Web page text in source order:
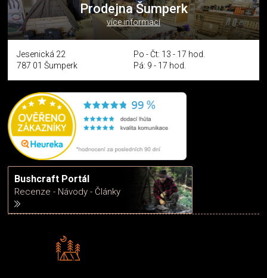
Prodejna Šumperk
více informací
Jesenická 22
787 01 Šumperk
Po - Čt: 13 - 17 hod.
Pá: 9 - 17 hod.
Bushcraft Portál
Recenze - Návody - Články